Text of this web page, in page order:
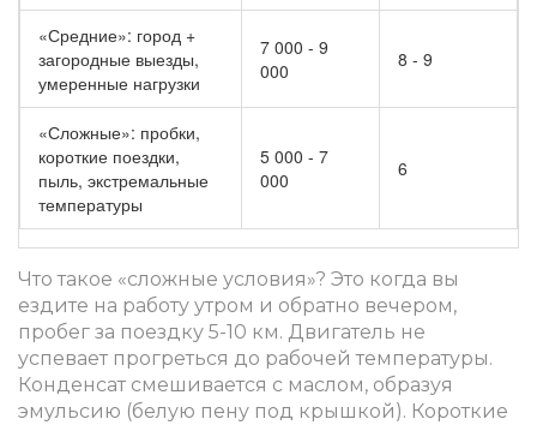
«Средние»: город +
загородные выезды,
умеренные нагрузки
7 000 - 9
000
8 - 9
«Сложные»: пробки,
короткие поездки,
пыль, экстремальные
температуры
5 000 - 7
000
6
Что такое «сложные условия»? Это когда вы
ездите на работу утром и обратно вечером,
пробег за поездку 5-10 км. Двигатель не
успевает прогреться до рабочей температуры.
Конденсат смешивается с маслом, образуя
эмульсию (белую пену под крышкой). Короткие